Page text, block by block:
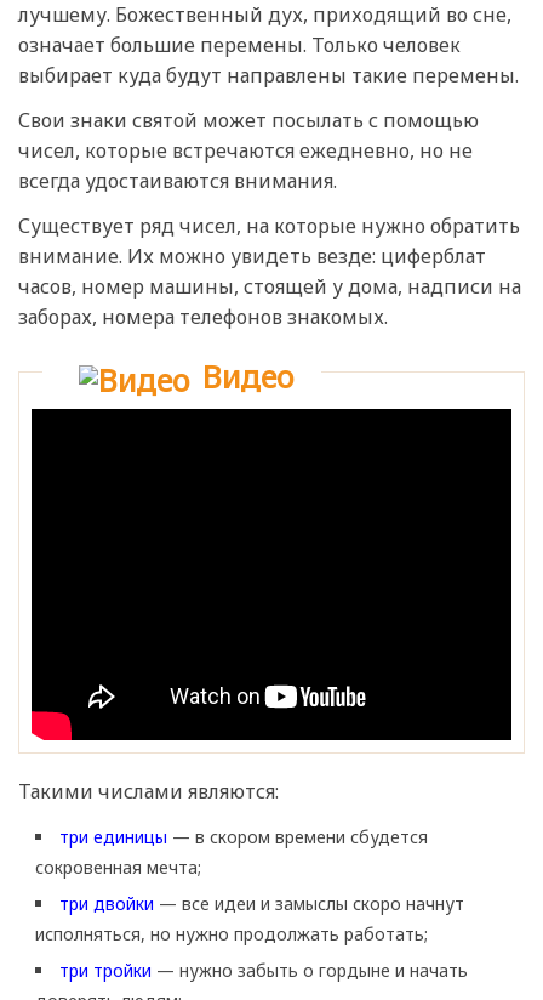
лучшему. Божественный дух, приходящий во сне,
означает большие перемены. Только человек
выбирает куда будут направлены такие перемены.
Свои знаки святой может посылать с помощью
чисел, которые встречаются ежедневно, но не
всегда удостаиваются внимания.
Существует ряд чисел, на которые нужно обратить
внимание. Их можно увидеть везде: циферблат
часов, номер машины, стоящей у дома, надписи на
заборах, номера телефонов знакомых.
Видео
Такими числами являются:
три единицы — в скором времени сбудется
сокровенная мечта;
три двойки — все идеи и замыслы скоро начнут
исполняться, но нужно продолжать работать;
три тройки — нужно забыть о гордыне и начать